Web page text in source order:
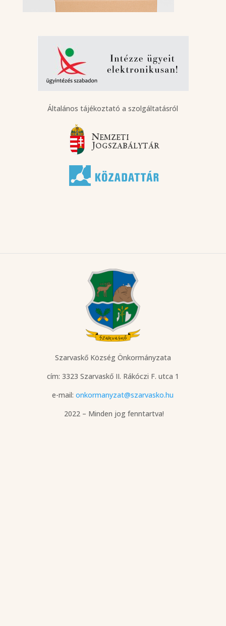
Általános tájékoztató a szolgáltatásról
Szarvaskő Község Önkormányzata
cím: 3323 Szarvaskő II. Rákóczi F. utca 1
e-mail:onkormanyzat@szarvasko.hu
2022 – Minden jog fenntartva!